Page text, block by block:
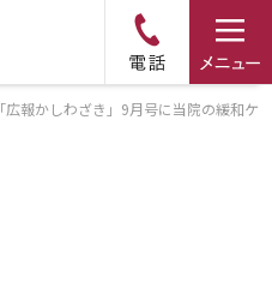
「広報かしわざき」9月号に当院の緩和ケ